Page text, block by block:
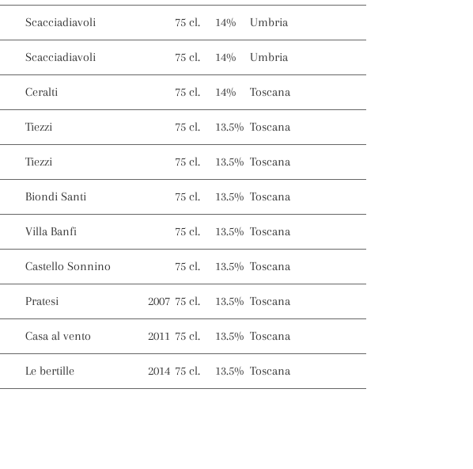
Scacciadiavoli 75 cl. 14% Umbria
Scacciadiavoli 75 cl. 14% Umbria
Ceralti 75 cl. 14% Toscana
Tiezzi 75 cl. 13.5% Toscana
Tiezzi 75 cl. 13.5% Toscana
Biondi Santi 75 cl. 13.5% Toscana
Villa Banfi 75 cl. 13.5% Toscana
Castello Sonnino 75 cl. 13.5% Toscana
Pratesi 2007 75 cl. 13.5% Toscana
Casa al vento 2011 75 cl. 13.5% Toscana
Le bertille 2014 75 cl. 13.5% Toscana